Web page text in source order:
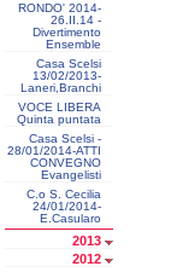
RONDO' 2014-
26.II.14 -
Divertimento
Ensemble
Casa Scelsi
13/02/2013-
Laneri,Branchi
VOCE LIBERA
Quinta puntata
Casa Scelsi -
28/01/2014-ATTI
CONVEGNO
Evangelisti
C.o S. Cecilia
24/01/2014-
E.Casularo
2013
2012